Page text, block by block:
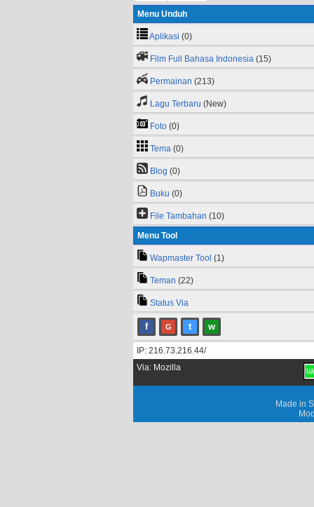
Menu Unduh
Aplikasi (0)
Film Full Bahasa Indonesia (15)
Permainan (213)
Lagu Terbaru (New)
Foto (0)
Tema (0)
Blog (0)
Buku (0)
File Tambahan (10)
Menu Tool
Wapmaster Tool (1)
Teman (22)
Status Via
f G t w
IP: 216.73.216.44/
Via: Mozilla
Made in